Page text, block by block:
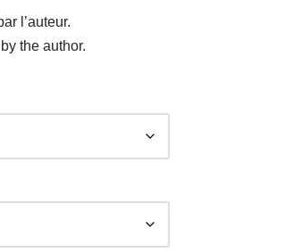
l’auteur.
the author.